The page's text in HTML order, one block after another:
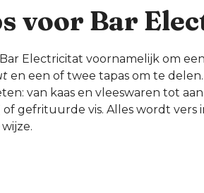
voor Bar
Electricitat voornamelijk om
en een of twee tapas om te
van kaas en vleeswaren tot
of gefrituurde vis. Alles wordt